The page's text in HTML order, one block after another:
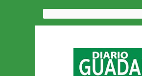
Saltar
al